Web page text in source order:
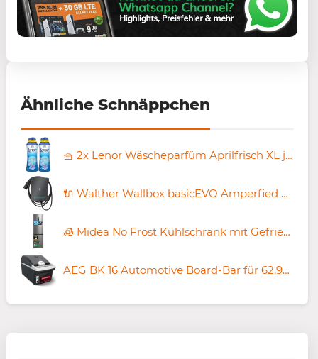
Ähnliche Schnäppchen
🧺 2x Lenor Wäscheparfüm Aprilfrisch XL je 495g 🧨 für 16,13€ (statt 25€)
🔌 Walther Wallbox basicEVO Amperfied 🔋 11kW inkl. 5m Kabel für 279€ (statt 399€)
🧊 Midea No Frost Kühlschrank mit Gefrierfach, 378L für 683,99€ (statt 900€)
AEG BK 16 Automotive Board-Bar für 62,98€ (statt 71€)